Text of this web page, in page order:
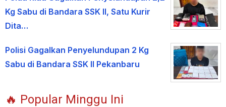
Kg Sabu di Bandara SSK II, Satu Kurir
Dita…
Polisi Gagalkan Penyelundupan 2 Kg
Sabu di Bandara SSK II Pekanbaru
🔥 Popular Minggu Ini